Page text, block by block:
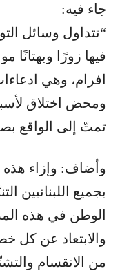
جاء فيه:
“تتداول وسائل
فيها زورًا وبهتانًا
افرام، وهي
ومحض اختلاق
تمتّ إلى الواقع
وأضاف: وإزاء هذه
بجميع اللبنانيين
الوطن في هذه
والابتعاد عن كل
من الانقسام